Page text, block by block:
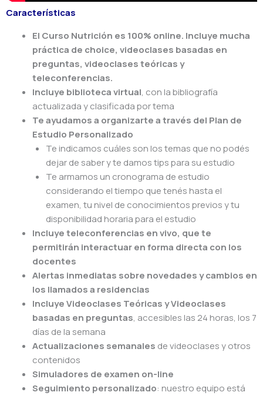
Características
El Curso Nutrición es 100% online. Incluye mucha
práctica de choice, videoclases basadas en
preguntas, videoclases teóricas y
teleconferencias.
Incluye biblioteca virtual, con la bibliografía
actualizada y clasificada por tema
Te ayudamos a organizarte a través del Plan de
Estudio Personalizado
Te indicamos cuáles son los temas que no podés
dejar de saber y te damos tips para su estudio
Te armamos un cronograma de estudio
considerando el tiempo que tenés hasta el
examen, tu nivel de conocimientos previos y tu
disponibilidad horaria para el estudio
Incluye teleconferencias en vivo, que te
permitirán interactuar en forma directa con los
docentes
Alertas inmediatas sobre novedades y cambios en
los llamados a residencias
Incluye Videoclases Teóricas yVideoclases
basadas en preguntas, accesibles las 24 horas, los 7
días de la semana
Actualizaciones semanales de videoclases y otros
contenidos
Simuladores de examen on-line
Seguimiento personalizado: nuestro equipo está